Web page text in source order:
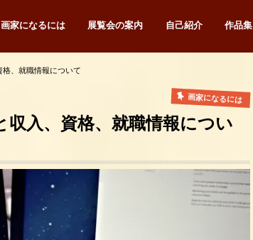
画家になるには 展覧会の案内 自己紹介 作品集
格、就職情報について
画家になるには
収入、資格、就職情報につい